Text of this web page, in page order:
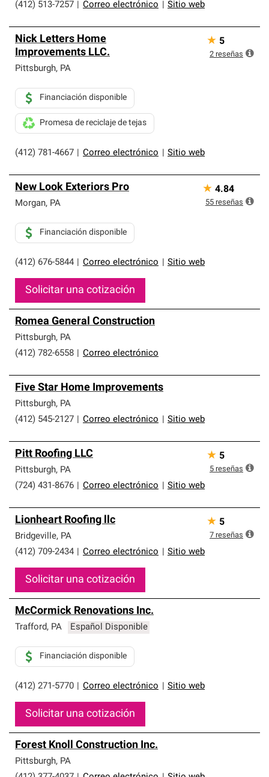
(412) 513-7257 Correo electrónico Sitio web
Nick Letters Home
Improvements LLC.
Pittsburgh, PA
(412) 781-4667 Correo electrónico Sitio web
Financiación disponible
Promesa de reciclaje de tejas
★ 5
2 reseñas
New Look Exteriors Pro
Morgan, PA
(412) 676-5844 Correo electrónico Sitio web
Financiación disponible
Solicitar una cotización
★ 4.84
55 reseñas
Romea General Construction
Pittsburgh, PA
(412) 782-6558
Correo electrónico
Five Star Home Improvements
Pittsburgh, PA
(412) 545-2127
Correo electrónico Sitio web
Pitt Roofing LLC
Pittsburgh, PA
(724) 431-8676
Correo electrónico Sitio web
★ 5
5 reseñas
Lionheart Roofing llc
Bridgeville, PA
(412) 709-2434
Correo electrónico Sitio web
Solicitar una cotización
★ 5
7 reseñas
McCormick Renovations Inc.
Trafford, PA Español Disponible
(412) 271-5770 Correo electrónico Sitio web
Financiación disponible
Solicitar una cotización
Forest Knoll Construction Inc.
Pittsburgh, PA